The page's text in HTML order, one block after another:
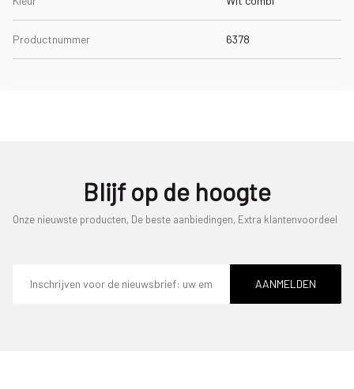
Productnummer 6378
Blijf op de hoogte
Onze nieuwste producten, De beste aanbiedingen, Extra klantenvoordeel
mailadres
AANMELDEN